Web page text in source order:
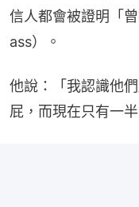
信人都會被證明「
ass）。
他說：「我認識他
屁，而現在只有一